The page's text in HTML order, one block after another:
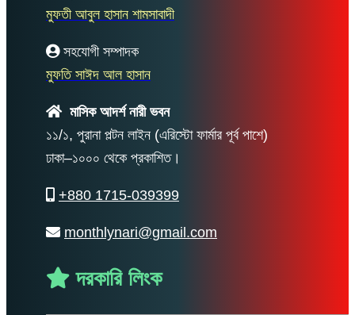
মুফতী আবুল হাসান শামসাবাদী
সহযোগী সম্পাদক
মুফতি সাঈদ আল হাসান
মাসিক আদর্শ নারী ভবন
১১/১, পুরানা পল্টন লাইন (এরিস্টো ফার্মার পূর্ব পাশে)
ঢাকা–১০০০ থেকে প্রকাশিত।
+880 1715-039399
monthlynari@gmail.com
দরকারি লিংক